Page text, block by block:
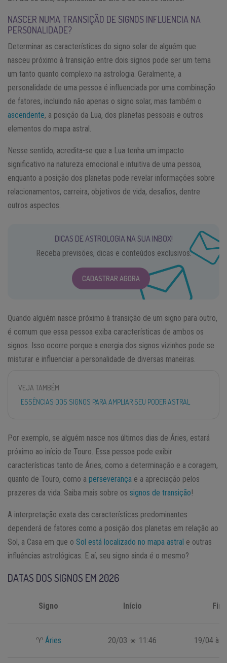
NASCER NUMA TRANSIÇÃO DE SIGNOS INFLUENCIA NA
PERSONALIDADE?
Determinar as características do signo solar de alguém que
nasceu próximo à transição entre dois signos pode ser um tema
um tanto quanto complexo na astrologia. Geralmente, a
personalidade de uma pessoa é influenciada por uma combinação
de fatores, incluindo não apenas o signo solar, mas também o
ascendente, a posição da Lua, dos planetas pessoais e outros
elementos do mapa astral.
Nesse sentido, acredita-se que a Lua tenha um impacto
significativo na natureza emocional e intuitiva de uma pessoa,
enquanto a posição dos planetas pode revelar informações sobre
relacionamentos, carreira, objetivos de vida, desafios, dentre
outros aspectos.
DICAS DE ASTROLOGIA NA SUA INBOX!
Receba previsões, dicas e conteúdos exclusivos.
CADASTRAR AGORA
Quando alguém nasce próximo à transição de um signo para outro,
é comum que essa pessoa exiba características de ambos os
signos. Isso ocorre porque a energia dos signos vizinhos pode se
misturar e influenciar a personalidade de diversas maneiras.
VEJA TAMBÉM
ESSÊNCIAS DOS SIGNOS PARA AMPLIAR SEU PODER ASTRAL
Por exemplo, se alguém nasce nos últimos dias de Áries, estará
próximo ao início de Touro. Essa pessoa pode exibir
características tanto de Áries, como a determinação e a coragem,
quanto de Touro, como a perseverança e a apreciação pelos
prazeres da vida. Saiba mais sobre os signos de transição!
A interpretação exata das características predominantes
dependerá de fatores como a posição dos planetas em relação ao
Sol, a Casa em que o Sol está localizado no mapa astral e outras
influências astrológicas. E aí, seu signo ainda é o mesmo?
DATAS DOS SIGNOS EM 2026
Signo Início Fim
♈ Áries 20/03 ☀️ 11:46 19/04 às